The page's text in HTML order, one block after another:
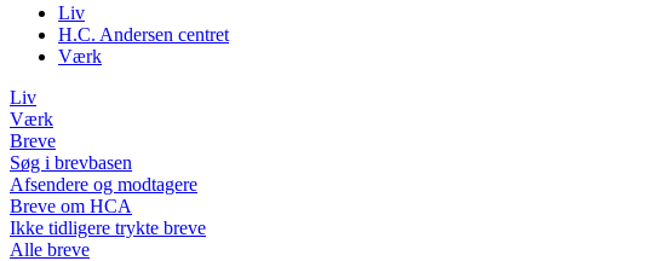
Liv
H.C. Andersen centret
Værk
Liv
Værk
Breve
Søg i brevbasen
Afsendere og modtagere
Breve om HCA
Ikke tidligere trykte breve
Alle breve